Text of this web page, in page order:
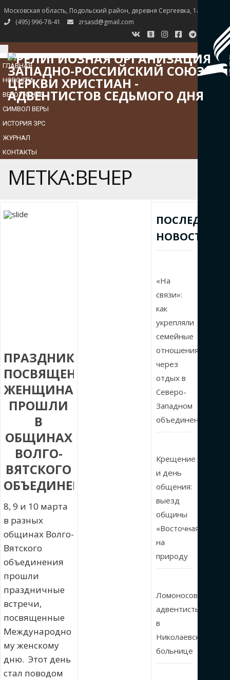
Московская область, Подольский район, деревня Сергеевка, 1а
(495) 996-78-41
zrsasd@gmail.com
TOGGLE
NAVIGATION
ГЛАВНАЯ
НОВОСТИ
ВЕРОУЧЕНИЕ
СИМВОЛ ВЕРЫ
ИСТОРИЯ ЗРС
ЖУРНАЛ
КОНТАКТЫ
МЕТКА:ВЕЧЕР
ПРАЗДНИКИ,
ПОСВЯЩЕННЫЕ
ЖЕНЩИНАМ,
ПРОШЛИ
В
ОБЩИНАХ
ВОЛГО-
ВЯТСКОГО
ОБЪЕДИНЕНИЯ
8, 9 и 10 марта
в разных
общинах Волго-
Вятского
объединения
прошли
праздничные
встречи,
посвященные
Международно
му женскому
дню. Этот день
стал поводом
ПОСЛЕДНИЕ
НОВОСТИ
«На
связи»:
как
укрепляли
семейные
отношения
через
отдых в
Северо-
Западном
объединении
Крещение
и день
общения:
выезд
общины
«Восточная»
на
природу
Ломоносовские
адвентисты
в
Николаевской
больнице